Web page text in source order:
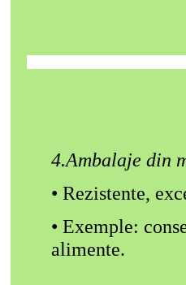
4.Ambalaje din
• Rezistente,
• Exemple:
alimente.